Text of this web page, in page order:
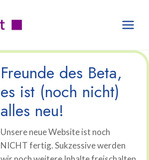
Freunde des Beta,
es ist (noch nicht)
alles neu!
Unsere neue Website ist noch
NICHT fertig. Sukzessive werden